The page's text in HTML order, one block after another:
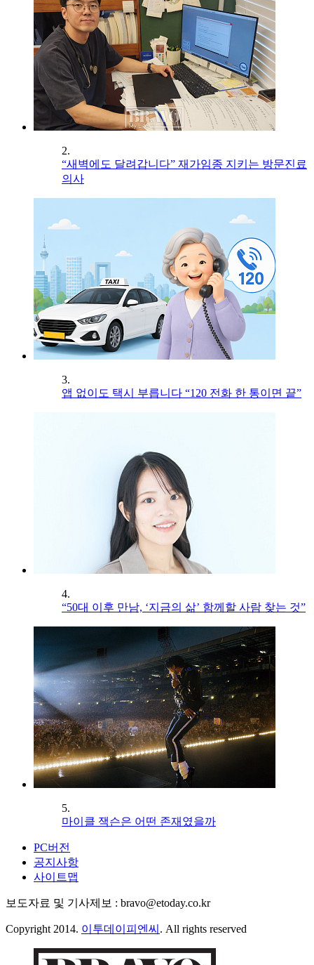
2.
“새벽에도 달려갑니다” 재가임종 지키는 방문진료
의사
3.
앱 없이도 택시 부릅니다 “120 전화 한 통이면 끝”
4.
“50대 이후 만남, ‘지금의 삶’ 함께할 사람 찾는 것”
5.
마이클 잭슨은 어떤 존재였을까
PC버전
공지사항
사이트맵
보도자료 및 기사제보 : bravo@etoday.co.kr
Copyright 2014. 이투데이피엔씨 . All rights reserved